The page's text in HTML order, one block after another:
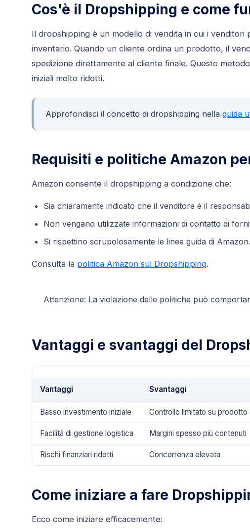
Cos'è il Dropshipping e come
Il dropshipping è un modello di vendita in cui i
inventario. Quando un cliente ordina un prodotto, il
spedizione direttamente al cliente finale. Questo
iniziali molto ridotti.
Approfondisci il concetto di dropshipping nella guida
Requisiti e politiche Amazon
Amazon consente il dropshipping a condizione che:
Sia chiaramente indicato che il venditore è il
Non vengano utilizzate informazioni di contatto di
Si rispettino scrupolosamente le linee guida di Amazon.
Consulta la politica Amazon sul Dropshipping.
Attenzione: La violazione delle politiche può
Vantaggi e svantaggi del
Vantaggi Svantaggi
Basso investimento iniziale Controllo limitato su prodotto
Facilità di gestione logistica Margini spesso più contenuti
Rischi finanziari ridotti Concorrenza elevata
Come iniziare a fare
Ecco come iniziare efficacemente: